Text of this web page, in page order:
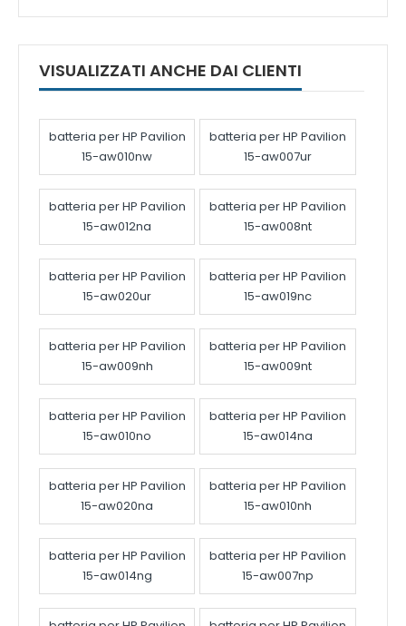
VISUALIZZATI ANCHE DAI CLIENTI
batteria per HP Pavilion
15-aw010nw
batteria per HP Pavilion
15-aw007ur
batteria per HP Pavilion
15-aw012na
batteria per HP Pavilion
15-aw008nt
batteria per HP Pavilion
15-aw020ur
batteria per HP Pavilion
15-aw019nc
batteria per HP Pavilion
15-aw009nh
batteria per HP Pavilion
15-aw009nt
batteria per HP Pavilion
15-aw010no
batteria per HP Pavilion
15-aw014na
batteria per HP Pavilion
15-aw020na
batteria per HP Pavilion
15-aw010nh
batteria per HP Pavilion
15-aw014ng
batteria per HP Pavilion
15-aw007np